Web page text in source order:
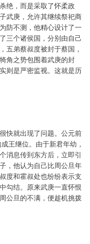
绝，而是采取了怀柔政
武庚，允许其继续祭祀商
防不测，他精心设计了一
三个诸侯国，分别由自己
五弟蔡叔度被封于蔡国，
角之势包围着武庚的封
则是严密监视。这就是历
快就出现了问题。公元前
王继位。由于新君年幼，
消息传到东方后，立即引
，他认为自己比周公旦年
度和霍叔处也纷纷表示支
勾结。原来武庚一直怀恨
公旦的不满，便趁机挑拨